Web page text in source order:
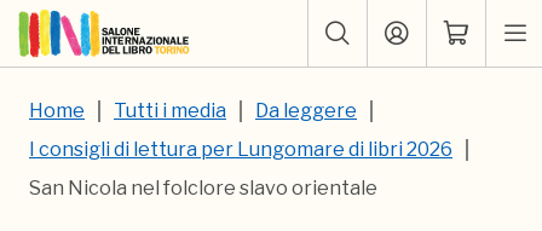
Home Tutti i media
Da leggere
I consigli di lettura per Lungomare di libri 2026
San Nicola nel folclore slavo orientale